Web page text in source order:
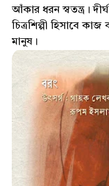
আঁকার ধরন স্বতন্ত্র।
চিত্রশিল্পী হিসাবে
মানুষ।